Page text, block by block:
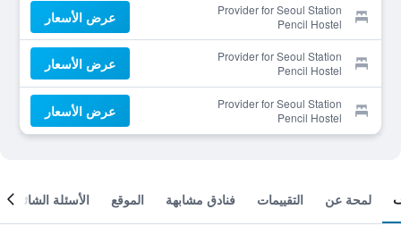
Provider for Seoul Station
Pencil Hostel
عرض الأسعار
Provider for Seoul Station
Pencil Hostel
عرض الأسعار
Provider for Seoul Station
Pencil Hostel
عرض الأسعار
لمحة عن التقييمات فنادق مشابهة الموقع الأسئلة الشائعة